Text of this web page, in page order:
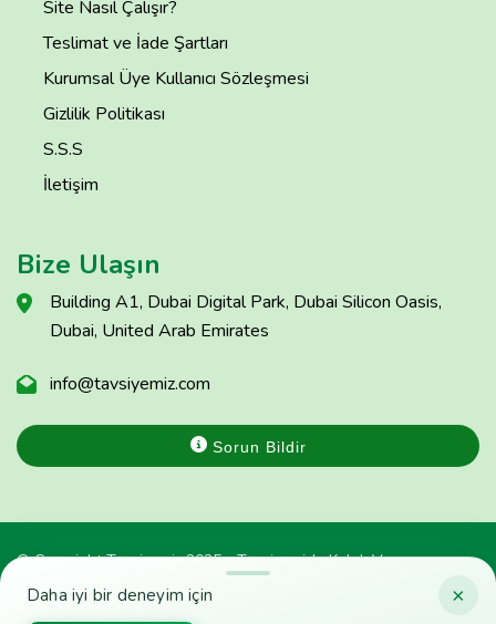
×
Daha iyi bir deneyim için
Site Nasıl Çalışır?
Teslimat ve İade Şartları
Kurumsal Üye Kullanıcı Sözleşmesi
Gizlilik Politikası
S.S.S
İletişim
Bize Ulaşın
Building A1, Dubai Digital Park, Dubai Silicon Oasis,
Dubai, United Arab Emirates
info@tavsiyemiz.com
Sorun Bildir
© Copyright Tavsiyemiz 2025 - Tavsiyemiz'e Kulak Ver